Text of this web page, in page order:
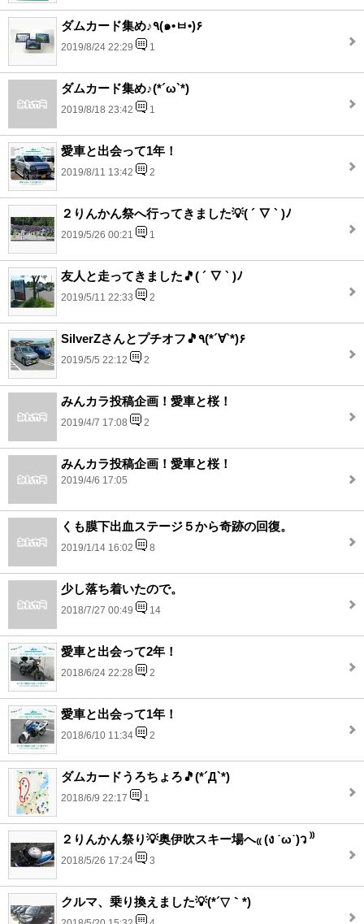
ダムカード集め♪٩(๑•ㅂ•)۶
2019/8/24 22:29 1
ダムカード集め♪(*´ω`*)
2019/8/18 23:42 1
愛車と出会って1年！
2019/8/11 13:42 2
２りんかん祭へ行ってきました💡( ´ ▽ ` )ﾉ
2019/5/26 00:21 1
友人と走ってきました🎵( ´ ▽ ` )ﾉ
2019/5/11 22:33 2
SilverZさんとプチオフ🎵٩(*´∀`*)۶
2019/5/5 22:12 2
みんカラ投稿企画！愛車と桜！
2019/4/7 17:08 2
みんカラ投稿企画！愛車と桜！
2019/4/6 17:05
くも膜下出血ステージ５から奇跡の回復。
2019/1/14 16:02 8
少し落ち着いたので。
2018/7/27 00:49 14
愛車と出会って2年！
2018/6/24 22:28 2
愛車と出会って1年！
2018/6/10 11:34 2
ダムカードうろちょろ🎵(*´Д`*)
2018/6/9 22:17 1
２りんかん祭り💡奥伊吹スキー場へ₍₍ (ง ˙ω˙)ว ⁾⁾
2018/5/26 17:24 3
クルマ、乗り換えました💡(*´▽｀*)